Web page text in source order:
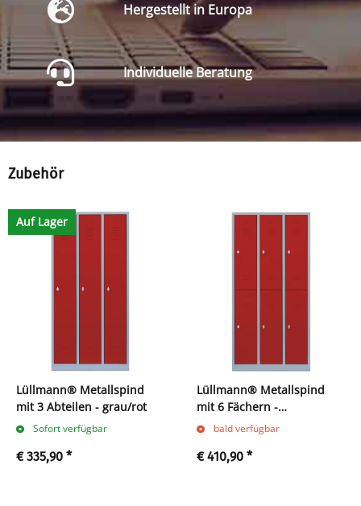
Hergestellt in Europa
Individuelle Beratung
Zubehör
Auf Lager
Lüllmann® Metallspind
mit 3 Abteilen - grau/rot
Sofort verfügbar
€ 335,90 *
Lüllmann® Metallspind
mit 6 Fächern -
lichtgrau/rot
bald verfügbar
€ 410,90 *